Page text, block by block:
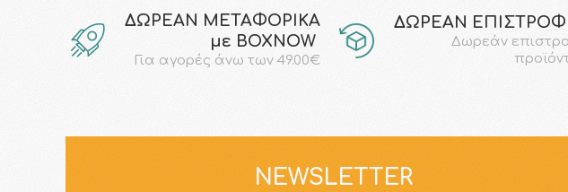
ΔΩΡΕΑΝ ΜΕΤΑΦΟΡΙΚΑ
με ΒΟΧΝΟW
Για αγορές άνω των 49.00€
ΔΩΡΕΑΝ
Δωρεάν
NEWSLETTER